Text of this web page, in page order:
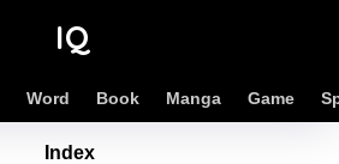
IQ
Word Book Manga Game
Index